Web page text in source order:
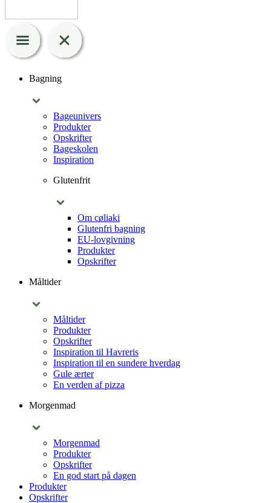
Bagning
Bageunivers
Produkter
Opskrifter
Bageskolen
Inspiration
Glutenfrit
Om cøliaki
Glutenfri bagning
EU-lovgivning
Produkter
Opskrifter
Måltider
Måltider
Produkter
Opskrifter
Inspiration til Havreris
Inspiration til en sundere hverdag
Gule ærter
En verden af pizza
Morgenmad
Morgenmad
Produkter
Opskrifter
En god start på dagen
Produkter
Opskrifter